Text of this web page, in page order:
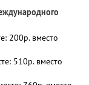
200р. вместо
510р. вместо